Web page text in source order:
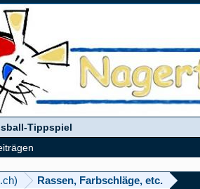
Rassen, Farbschläge, etc.
Tippspiel